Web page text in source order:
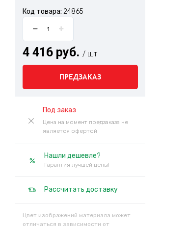
Код товара: 24865
4 416 руб. / шт
ПРЕДЗАКАЗ
Под заказ
Цена на момент предзаказа не
является офертой
Нашли дешевле?
Гарантия лучшей цены!
Рассчитать доставку
Цвет изображений материала может
отличаться в зависимости от